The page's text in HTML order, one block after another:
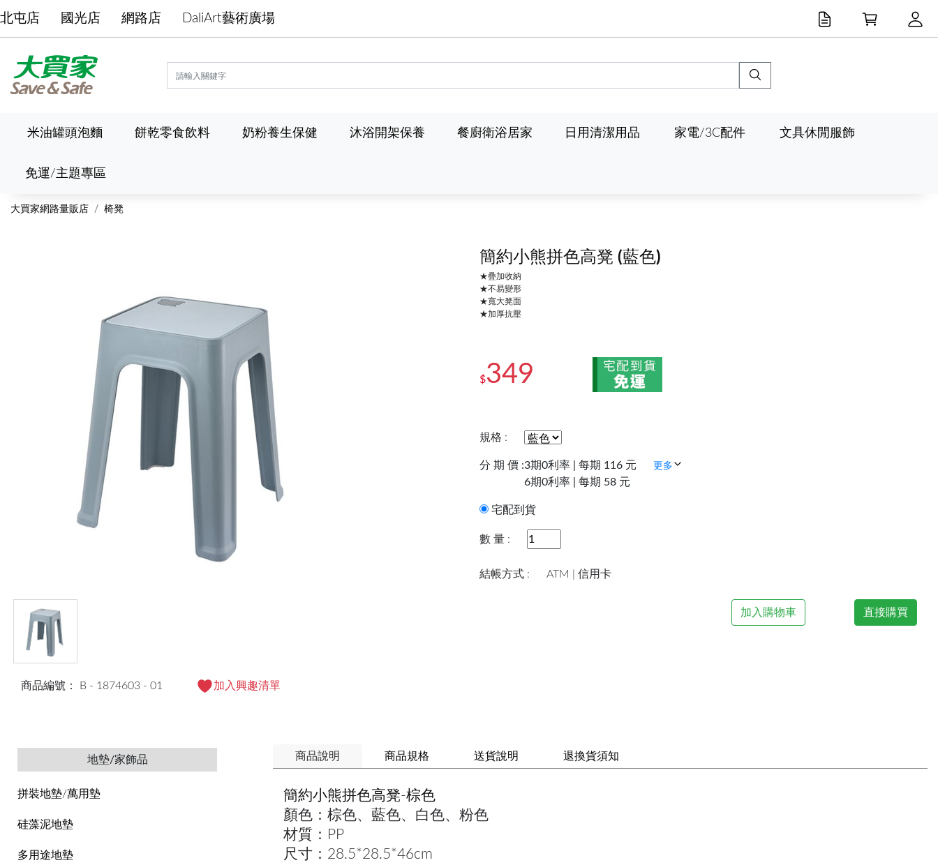
北屯店 國光店 網路店 DaliArt藝術廣場
米油罐頭泡麵 餅乾零食飲料 奶粉養生保健 沐浴開架保養 餐廚衛浴居家 日用清潔用品 家電/3C配件 文具休閒服飾
免運/主題專區
大買家網路量販店 椅凳
商品編號： B - 1874603 - 01 加入興趣清單
簡約小熊拼色高凳 (藍色)
★疊加收納
★不易變形
★寬大凳面
★加厚抗壓
$349
規格 :
分 期 價 :3期0利率 | 每期 116 元
6期0利率 | 每期 58 元
更多
宅配到貨
數 量 :
結帳方式 : ATM | 信用卡
加入購物車 直接購買
地墊/家飾品
拼裝地墊/萬用墊
硅藻泥地墊
多用途地墊
商品說明 商品規格 送貨說明 退換貨須知
簡約小熊拼色高凳-棕色
顏色：棕色、藍色、白色、粉色
材質：PP
尺寸：28.5*28.5*46cm